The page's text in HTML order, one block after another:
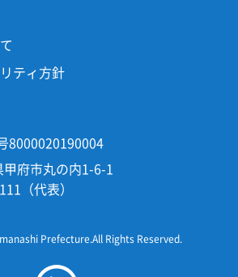
ティ方針
8000020190004
府市丸の内1-6-1
（代表）
Prefecture.All Rights Reserved.